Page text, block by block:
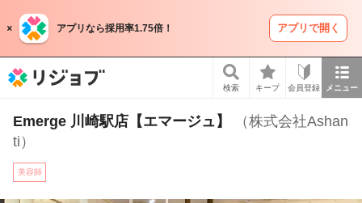
アプリなら採用率1.75倍！ アプリで開く
検索 キープ 会員登録 メニュー
Emerge 川崎駅店【エマージュ】
（株式会社Ashan
ti）
美容師